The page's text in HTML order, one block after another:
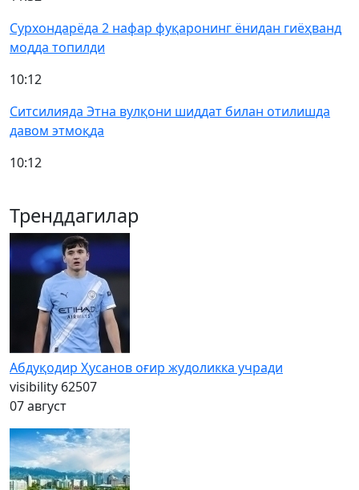
Сурхондарёда 2 нафар фуқаронинг ёнидан гиёҳванд
модда топилди
10:12
Ситсилияда Этна вулқони шиддат билан отилишда
давом этмоқда
10:12
Тренддагилар
Абдуқодир Ҳусанов оғир жудоликка учради
visibility 62507
07 август